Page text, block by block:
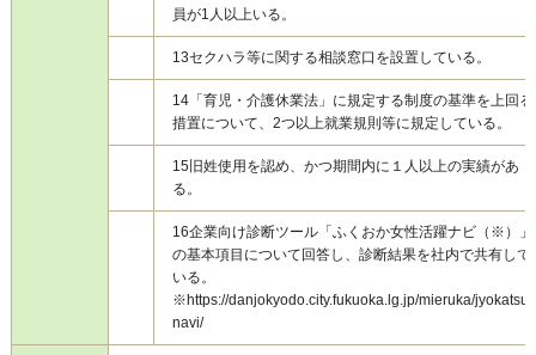
員が1人以上いる。
13セクハラ等に関する相談窓口を設置している。
14「育児・介護休業法」に規定する制度の基準を上回る
措置について、2つ以上就業規則等に規定している。
15旧姓使用を認め、かつ期間内に１人以上の実績があ
る。
16企業向け診断ツール「ふくおか女性活躍ナビ（※）」
の基本項目について回答し、診断結果を社内で共有して
いる。
※https://danjokyodo.city.fukuoka.lg.jp/mieruka/jyokatsu-
navi/